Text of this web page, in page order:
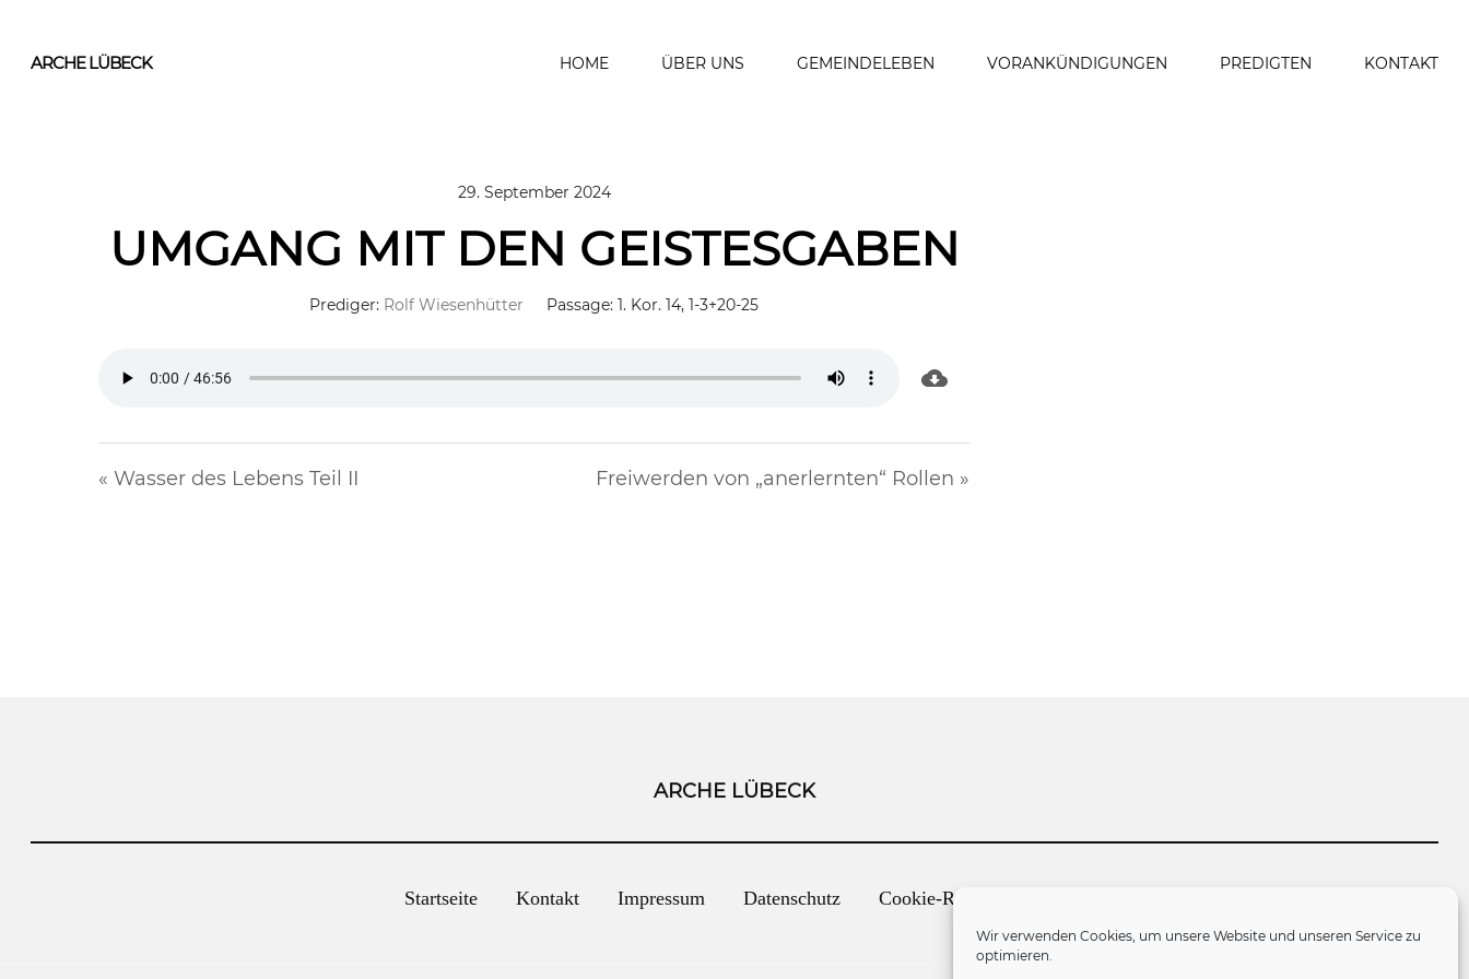
Wir verwenden Cookies, um unsere Website und unseren Service zu
optimieren.
ARCHE LÜBECK HOME ÜBER UNS GEMEINDELEBEN VORANKÜNDIGUNGEN PREDIGTEN KONTAKT
29. September 2024
UMGANG MIT DEN GEISTESGABEN
Prediger: Rolf Wiesenhütter Passage: 1. Kor. 14, 1-3+20-25
« Wasser des Lebens Teil II Freiwerden von „anerlernten“ Rollen »
ARCHE LÜBECK
Startseite Kontakt Impressum Datenschutz Cookie-Richtlinie (EU)